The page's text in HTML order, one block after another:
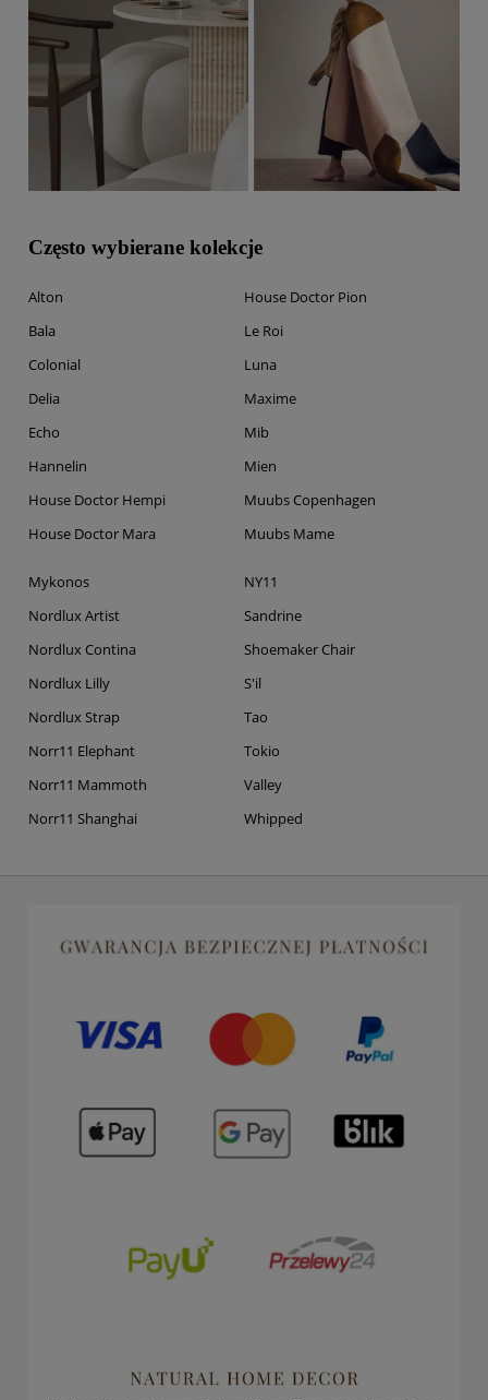
Często wybierane kolekcje
Alton
Bala
Colonial
Delia
Echo
Hannelin
House Doctor Hempi
House Doctor Mara
House Doctor Pion
Le Roi
Luna
Maxime
Mib
Mien
Muubs Copenhagen
Muubs Mame
Mykonos
Nordlux Artist
Nordlux Contina
Nordlux Lilly
Nordlux Strap
Norr11 Elephant
Norr11 Mammoth
Norr11 Shanghai
NY11
Sandrine
Shoemaker Chair
S'il
Tao
Tokio
Valley
Whipped